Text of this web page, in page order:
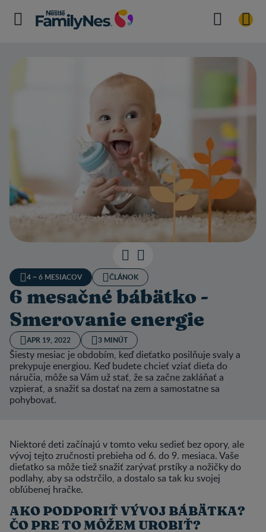
4 − 6 MESIACOV ČLÁNOK
6 mesačné bábätko -
Smerovanie energie
APR 19, 2022 3 MINÚT
Šiesty mesiac je obdobím, keď dieťatko posilňuje svaly a
prekypuje energiou. Keď budete chcieť vziať dieťa do
náručia, môže sa Vám už stať, že sa začne zakláňať a
vzpierať, a snažiť sa dostať na zem a samostatne sa
pohybovať.
Niektoré deti začínajú v tomto veku sedieť bez opory, ale
vývoj tejto zručnosti prebieha od 6. do 9. mesiaca. Vaše
dieťatko sa môže tiež snažiť zarývať prstíky a nožičky do
podlahy, aby sa odstrčilo, a dostalo sa tak ku svojej
obľúbenej hračke.
AKO PODPORIŤ VÝVOJ BÁBÄTKA?
ČO PRE TO MÔŽEM UROBIŤ?